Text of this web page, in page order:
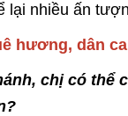
lại nhiều ấn
hương, dân
chị có thể